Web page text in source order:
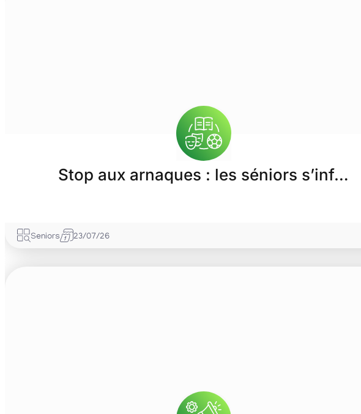
Stop aux arnaques : les séniors s’inf…
Seniors 23/07/26